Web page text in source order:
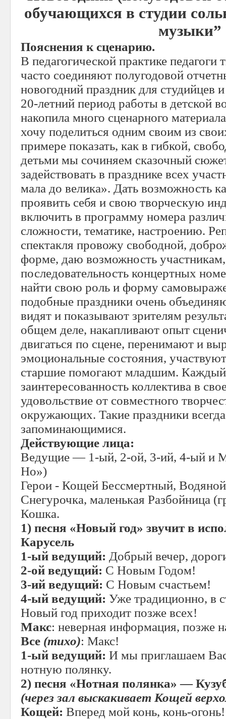
обучающихся в студии
музыки”
Пояснения к сценарию.
В педагогической практике педагоги
часто соединяют полугодовой
новогодний праздник для студийцев
20-летний период работы в детской
накопила много сценарного
хочу поделиться одним своим из
примере показать, как в гибкой,
детьми мы сочиняем сказочный
задействовать в празднике всех
мала до велика». Дать возможность
проявить себя и свою творческую
включить в программу номера
сложности, тематике, настроению.
спектакля провожу свободной,
форме, даю возможность
последовательность концертных
найти свою роль и форму
подобные праздники очень
видят и показывают зрителям
общем деле, накапливают опыт
двигаться по сцене, перенимают и
эмоциональные состояния,
старшие помогают младшим.
заинтересованность коллектива в
удовольствие от совместного
окружающих. Такие праздники
запоминающимися.
Действующие лица:
Ведущие — 1-ый, 2-ой, 3-ий, 4-ый и
Но»)
Герои - Кощей Бессмертный,
Снегурочка, маленькая Разбойница
Кошка.
1) песня «Новый год» звучит в
Карусель
1-ый ведущий: Добрый вечер,
2-ой ведущий: С Новым Годом!
3-ий ведущий: С Новым счастьем!
4-ый ведущий: Уже традиционно, в
Новый год приходит позже всех!
Макс: неверная информация, позже
Все (тихо): Макс!
1-ый ведущий: И мы приглашаем
нотную полянку.
2) песня «Нотная полянка» —
(через зал выскакивает Кощей
Кощей: Вперед мой конь, конь-огонь!